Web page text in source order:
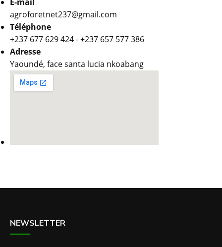
agroforetnet237@gmail.com
Téléphone
+237 677 629 424 - +237 657 577 386
Adresse
Yaoundé, face santa lucia nkoabang
NEWSLETTER